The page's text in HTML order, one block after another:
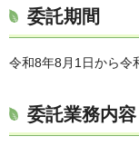
委託期間
令和8年8月1日から令
委託業務内容